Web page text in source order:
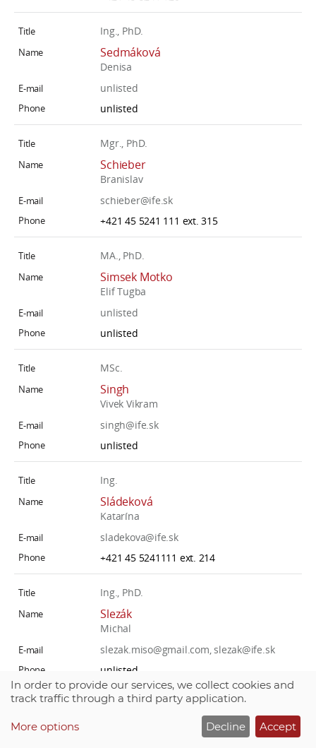
Ing., PhD.
Sedmáková
Denisa
unlisted
unlisted
Mgr., PhD.
Schieber
Branislav
schieber@ife.sk
+421 45 5241 111 ext. 315
MA., PhD.
Simsek Motko
Elif Tugba
unlisted
unlisted
MSc.
Singh
Vivek Vikram
singh@ife.sk
unlisted
Ing.
Sládeková
Katarína
sladekova@ife.sk
+421 45 5241111 ext. 214
Ing., PhD.
Slezák
Michal
slezak.miso@gmail.com, slezak@ife.sk
unlisted
Ing.
In order to provide our services, we collect cookies and
track traffic through a third party application.
More options Decline Accept